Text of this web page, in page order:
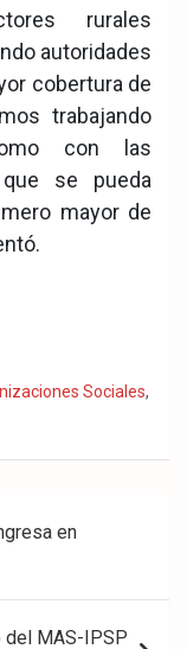
rurales
autoridades
cobertura de
trabajando
con las
se pueda
mayor de
Sociales,
en
del MAS-IPSP